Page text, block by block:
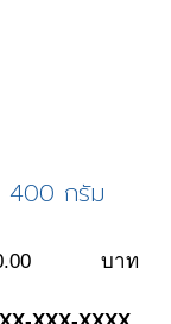
400 กรัม
บาท